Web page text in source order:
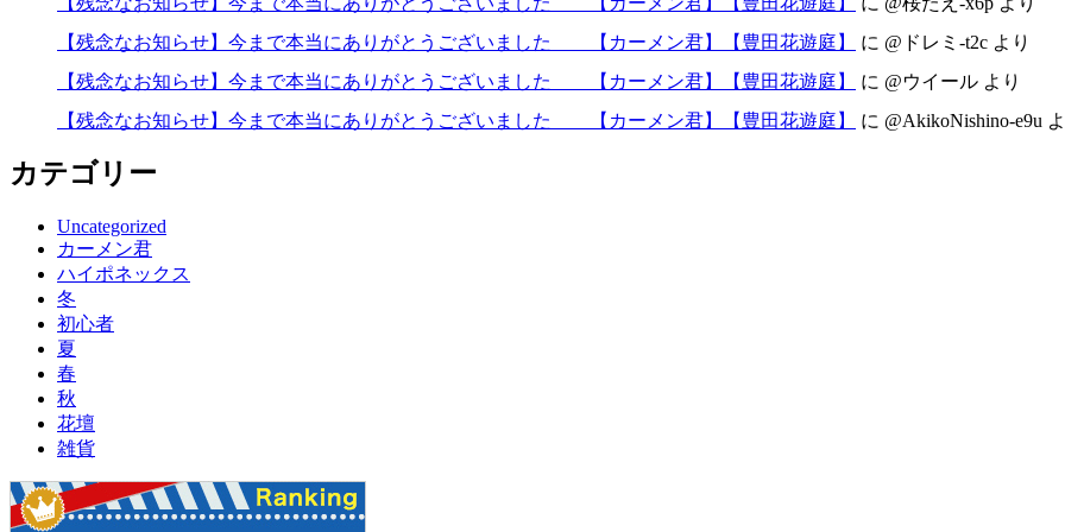
【残念なお知らせ】今まで本当にありがとうございました 【カーメン君】【豊田花遊庭】
に @ドレミ-t2c より
【残念なお知らせ】今まで本当にありがとうございました 【カーメン君】【豊田花遊庭】
に @ウイール より
【残念なお知らせ】今まで本当にありがとうございました 【カーメン君】【豊田花遊庭】
に @AkikoNishino-e9u
カテゴリー
Uncategorized
カーメン君
ハイポネックス
冬
初心者
夏
春
秋
花壇
雑貨